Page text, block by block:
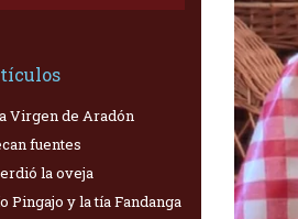
Virgen de Aradón
fuentes
la oveja
Pingajo y la tía Fandanga